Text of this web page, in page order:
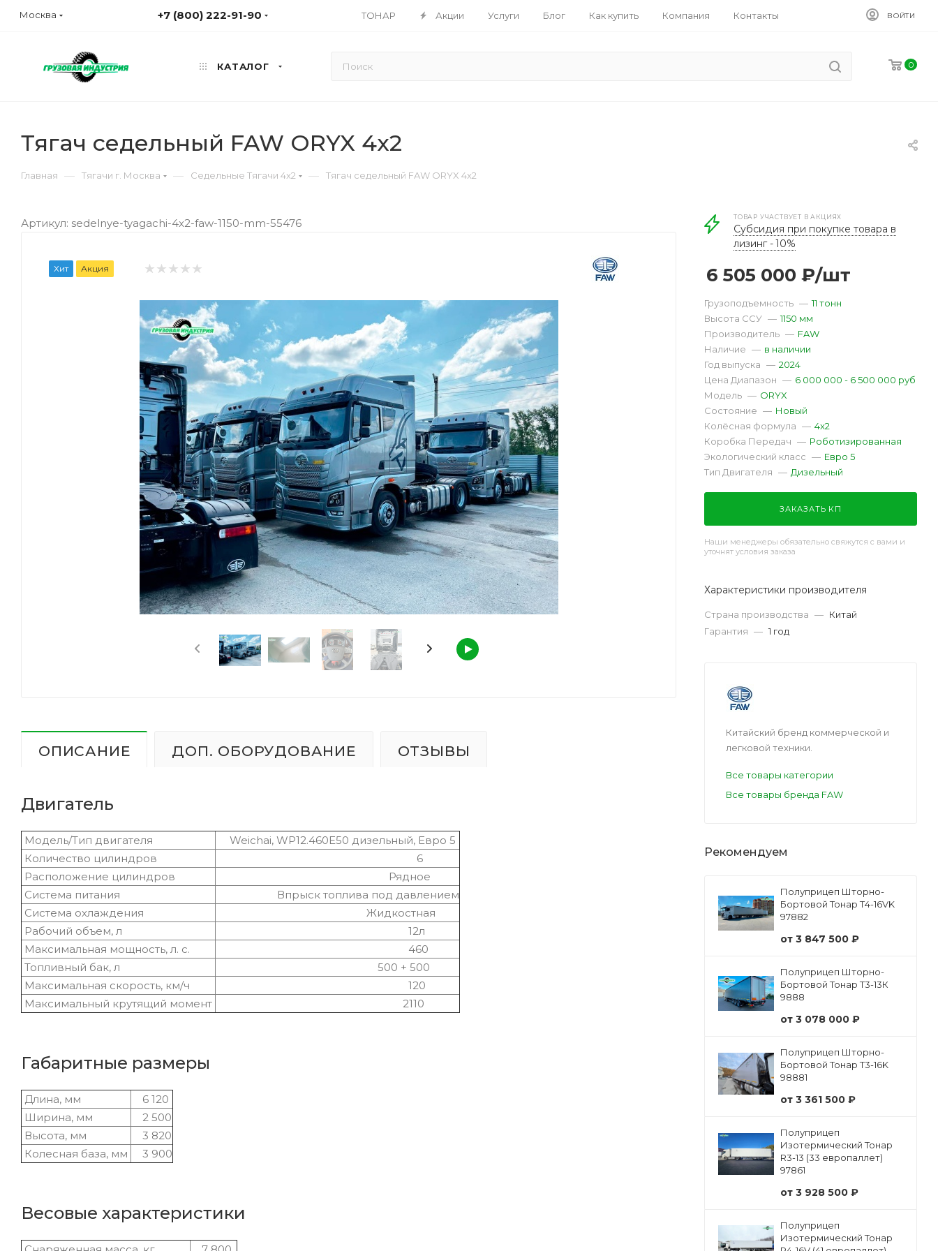
Москва +7 (800) 222-91-90 ТОНАР Акции Услуги Блог Как купить Компания Контакты ВОЙТИ
КАТАЛОГ 0
Тягач седельный FAW ORYX 4x2
Главная — Тягачи г. Москва — Седельные Тягачи 4x2 — Тягач седельный FAW ORYX 4x2
Артикул: sedelnye-tyagachi-4x2-faw-1150-mm-55476
Хит Акция
ОПИСАНИЕ ДОП. ОБОРУДОВАНИЕ ОТЗЫВЫ
Двигатель
Модель/Тип двигателя
Weichai, WP12.460E50 дизельный, Евро 5
Количество цилиндров
6
Расположение цилиндров
Рядное
Система питания
Впрыск топлива под давлением
Система охлаждения
Жидкостная
Рабочий объем, л
12л
Максимальная мощность, л. с.
460
Топливный бак, л
500 + 500
Максимальная скорость, км/ч
120
Максимальный крутящий момент
2110
Габаритные размеры
Длина, мм
6 120
Ширина, мм
2 500
Высота, мм
3 820
Колесная база, мм
3 900
Весовые характеристики
ТОВАР УЧАСТВУЕТ В АКЦИЯХ
Субсидия при покупке товара в
лизинг - 10%
6 505 000 ₽/шт
Грузоподъемность — 11 тонн
Высота ССУ — 1150 мм
Производитель — FAW
Наличие — в наличии
Год выпуска — 2024
Цена Диапазон — 6 000 000 - 6 500 000 руб
Модель — ORYX
Состояние — Новый
Колёсная формула — 4x2
Коробка Передач — Роботизированная
Экологический класс — Евро 5
Тип Двигателя — Дизельный
ЗАКАЗАТЬ КП
Наши менеджеры обязательно свяжутся с вами и
уточнят условия заказа
Характеристики производителя
Страна производства — Китай
Гарантия — 1 год
Китайский бренд коммерческой и
легковой техники.
Все товары категории
Все товары бренда FAW
Рекомендуем
Полуприцеп Шторно-
Бортовой Тонар Т4-16VK
97882
от 3 847 500 ₽
Полуприцеп Шторно-
Бортовой Тонар Т3-13К
9888
от 3 078 000 ₽
Полуприцеп Шторно-
Бортовой Тонар Т3-16K
98881
от 3 361 500 ₽
Полуприцеп
Изотермический Тонар
R3-13 (33 европаллет)
97861
от 3 928 500 ₽
Полуприцеп
Изотермический Тонар